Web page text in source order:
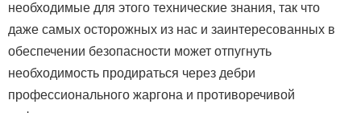
необходимые для этого технические знания, так что
даже самых осторожных из нас и заинтересованных в
обеспечении безопасности может отпугнуть
необходимость продираться через дебри
профессионального жаргона и противоречивой